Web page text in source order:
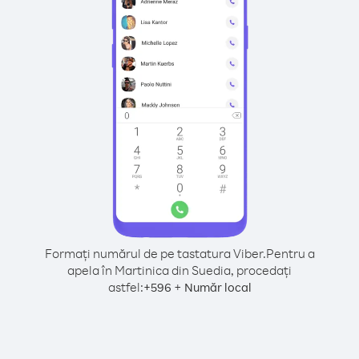
Formați numărul de pe tastatura Viber.Pentru a
apela în Martinica din Suedia, procedați
astfel:+596 + Număr local